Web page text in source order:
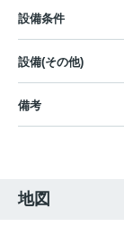
設備条件
設備(その他)
備考
地図